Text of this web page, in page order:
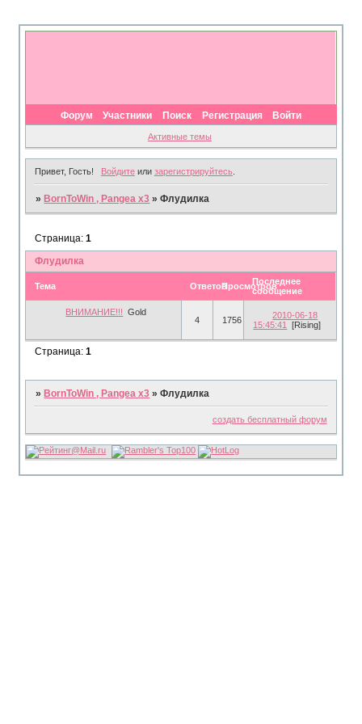
Форум Участники Поиск Регистрация Войти
Активные темы
Привет, Гость! Войдитеили зарегистрируйтесь.
» BornToWin , Pangea x3 »Флудилка
Флудилка
Страница:1
Тема ОтветовПросмотровПоследнее
сообщение
ВНИМАНИЕ!!!
Gold
4
1756
2010-06-18
15:45:41
[Rising]
Страница:1
» BornToWin , Pangea x3 »Флудилка
создать бесплатный форум